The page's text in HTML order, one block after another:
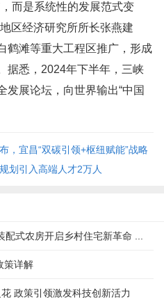
，而是系统性的发展范式变
区经济研究所所长张燕建
鹤滩等重大工程区推广，形成
据悉，2024年下半年，三峡
发展论坛，向世界输出“中国
，宜昌“双碳引领+枢纽赋能”战略
划引入高端人才2万人
配式农房开启乡村住宅新革命 ...
策详解
政策引领激发科技创新活力